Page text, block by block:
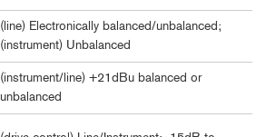
(line) Electronically balanced/unbalanced;
(instrument) Unbalanced
(instrument/line) +21dBu balanced or
unbalanced